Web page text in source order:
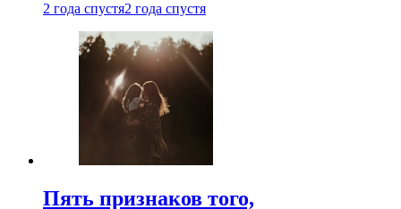
2 года спустя2 года спустя
Пять признаков того,